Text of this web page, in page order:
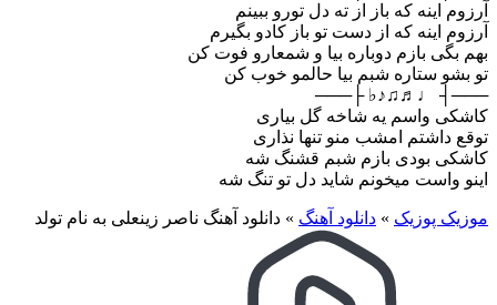
آرزوم اینه که باز از ته دل تورو ببینم
آرزوم اینه که از دست تو باز کادو بگیرم
بهم بگی بازم دوباره بیا و شمعارو فوت کن
تو بشو ستاره شبم بیا حالمو خوب کن
───┤ ♩♬♫♪♭ ├───
کاشکی واسم یه شاخه گل بیاری
توقع داشتم امشب منو تنها نذاری
کاشکی بودی بازم شبم قشنگ شه
اینو واست میخونم شاید دل تو تنگ شه
موزیک پوزیک » دانلود آهنگ » دانلود آهنگ ناصر زینعلی به نام تولد